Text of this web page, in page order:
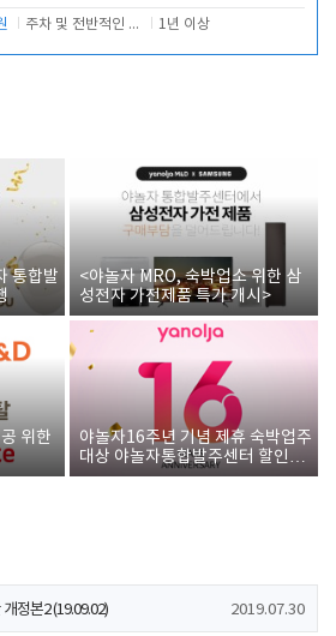
주차 및 전반적인 당번업무 1년 이상
통합발
<야놀자 MRO, 숙박업소 위한 삼
성전자 가전제품 특가 개시>
위한
야놀자16주년 기념 제휴 숙박업주
대상 야놀자통합발주센터 할인쿠
폰 증정
본1 (19.09.02)
정본2 (19.09.02) 2019.07.30